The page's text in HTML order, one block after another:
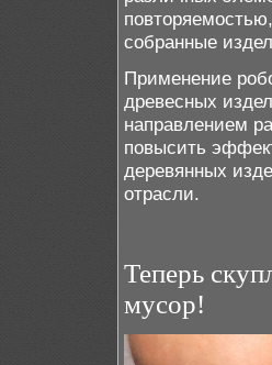
собранные
Применение
древесных
направлением
повысить
деревянных
отрасли.
Теперь
мусор!